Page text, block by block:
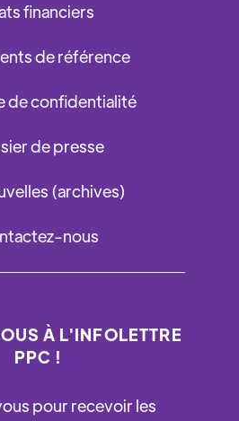
financiers
de référence
de confidentialité
de presse
(archives)
nous
À L'INFOLETTRE
PPC !
pour recevoir les